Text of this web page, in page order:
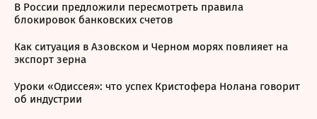
В России предложили пересмотреть правила
блокировок банковских счетов
Как ситуация в Азовском и Черном морях повлияет на
экспорт зерна
Уроки «Одиссея»: что успех Кристофера Нолана говорит
об индустрии